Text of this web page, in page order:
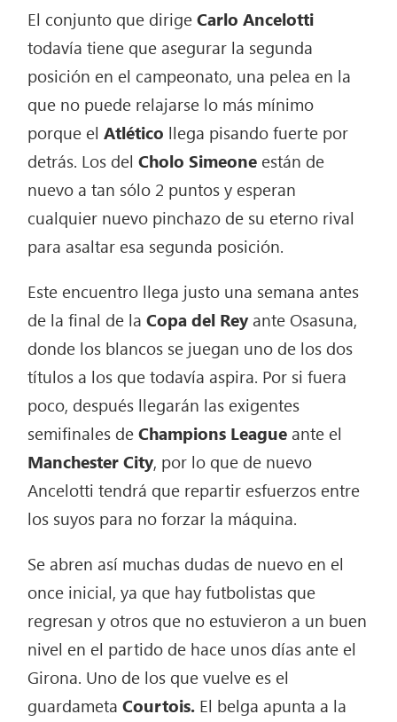
El conjunto que dirigeCarlo Ancelotti
todavía tiene que asegurar la segunda
posición en el campeonato, una pelea en la
que no puede relajarse lo más mínimo
porque elAtlético llega pisando fuerte por
detrás. Los delCholo Simeone están de
nuevo a tan sólo 2 puntos y esperan
cualquier nuevo pinchazo de su eterno rival
para asaltar esa segunda posición.
Este encuentro llega justo una semana antes
de la final de laCopa del Reyante Osasuna,
donde los blancos se juegan uno de los dos
títulos a los que todavía aspira. Por si fuera
poco, después llegarán las exigentes
semifinales deChampions Leagueante el
Manchester City, por lo que de nuevo
Ancelotti tendrá que repartir esfuerzos entre
los suyos para no forzar la máquina.
Se abren así muchas dudas de nuevo en el
once inicial, ya que hay futbolistas que
regresan y otros que no estuvieron a un buen
nivel en el partido de hace unos días ante el
Girona. Uno de los que vuelve es el
guardametaCourtois. El belga apunta a la